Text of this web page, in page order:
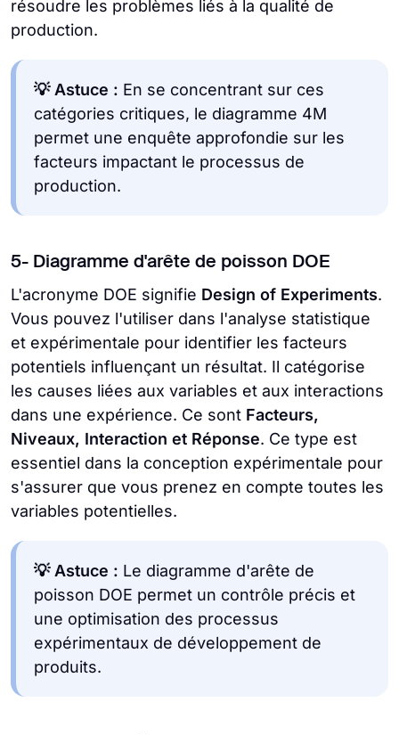
résoudre les problèmes liés à la qualité de
production.
💡 Astuce : En se concentrant sur ces
catégories critiques, le diagramme 4M
permet une enquête approfondie sur les
facteurs impactant le processus de
production.
5- Diagramme d'arête de poisson DOE
L'acronyme DOE signifie Design of Experiments.
Vous pouvez l'utiliser dans l'analyse statistique
et expérimentale pour identifier les facteurs
potentiels influençant un résultat. Il catégorise
les causes liées aux variables et aux interactions
dans une expérience. Ce sont Facteurs,
Niveaux, Interaction et Réponse. Ce type est
essentiel dans la conception expérimentale pour
s'assurer que vous prenez en compte toutes les
variables potentielles.
💡 Astuce : Le diagramme d'arête de
poisson DOE permet un contrôle précis et
une optimisation des processus
expérimentaux de développement de
produits.